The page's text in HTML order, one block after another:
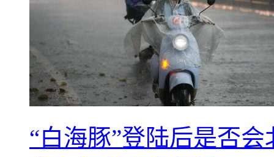
“白海豚”登陆后是否